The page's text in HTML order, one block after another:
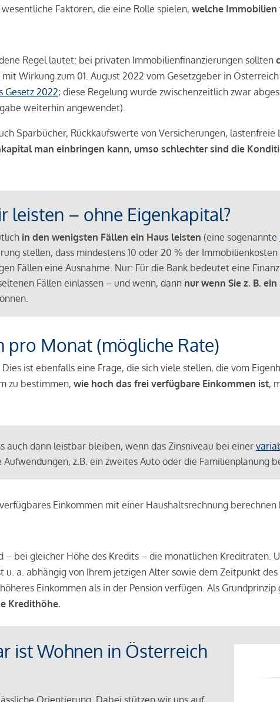
Faktoren, die eine Rolle spielen, welche Immobilien
Regel lautet: bei privaten Immobilienfinanzierungen sollten
Wirkung zum 01. August 2022 vom Gesetzgeber in
Gesetz 2022; diese Regelung wurde zwischenzeitlich zwar
weiterhin angewendet).
Sparbücher, Rückkaufswerte von Versicherungen,
man einbringen kann, umso schlechter sind die
leisten – ohne Eigenkapital?
in den wenigsten Fällen ein Haus leisten (eine sogenannte
stellen, dass mindestens 10 oder 20 % der
Fällen eine Ausnahme. Nur: Für die Bank bedeutet eine
Fällen einlassen – und wenn, dann nur wenn Sie z. B.
pro Monat (mögliche Rate)
Dies ist ebenfalls eine Frage, die sich viele stellen, die vom
zu bestimmen, wie hoch das frei verfügbare Einkommen ist,
auch dann leistbar bleiben, wenn das Zinsniveau bei einer
z.B. ein zweites Auto oder die Familienplanung
Einkommen mit einer Haushaltsrechnung berechnen
– bei gleicher Höhe des Kredits – die monatlichen Kreditraten.
u. a. abhängig von Ihrem jetzigen Alter sowie dem Zeitpunkt
Einkommen als in der Pension verfügen. Als Grundprinzip
Kredithöhe.
ist Wohnen in Österreich